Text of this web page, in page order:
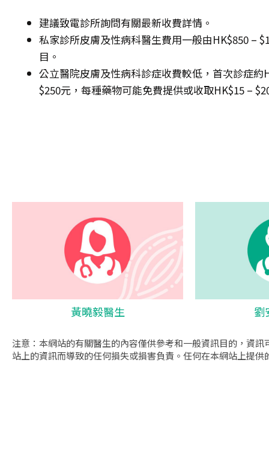
建議致電診所詢問有關最新收費詳情。
私家診所皮膚及性病科醫生費用一般由HK$850 –
目。
公立醫院皮膚及性病科診症收費較低，首次診症
$250元，每種藥物可能免費提供或收取HK$15 –
黃曉毅醫生 劉
注意：本網站的有關醫生的內容僅供參考和一般資訊目的，資
站上的資訊而導致的任何損失或損害負責。任何在本網站上提